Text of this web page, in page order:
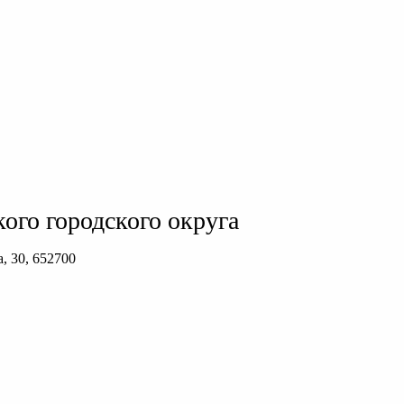
городского округа
30, 652700